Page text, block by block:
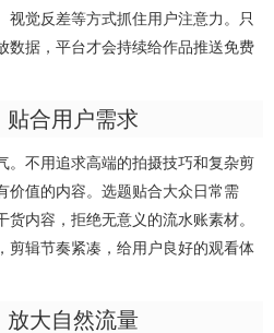
视觉反差等方式抓住用户注意力。只
数据，平台才会持续给作品推送免费
贴合用户需求
。不用追求高端的拍摄技巧和复杂剪
价值的内容。选题贴合大众日常需
内容，拒绝无意义的流水账素材。
剪辑节奏紧凑，给用户良好的观看体
放大自然流量